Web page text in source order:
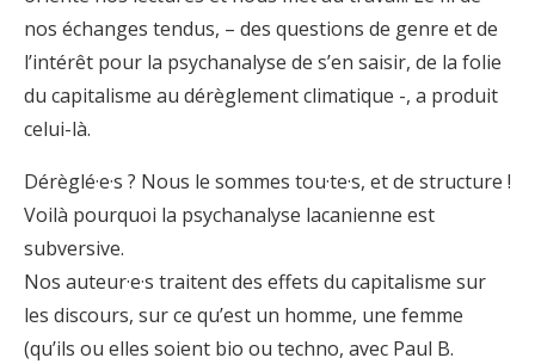
nos échanges tendus, – des questions de genre et de
l’intérêt pour la psychanalyse de s’en saisir, de la folie
du capitalisme au dérèglement climatique -, a produit
celui-là.
Dérèglé·e·s ? Nous le sommes tou·te·s, et de structure !
Voilà pourquoi la psychanalyse lacanienne est
subversive.
Nos auteur·e·s traitent des effets du capitalisme sur
les discours, sur ce qu’est un homme, une femme
(qu’ils ou elles soient bio ou techno, avec Paul B.